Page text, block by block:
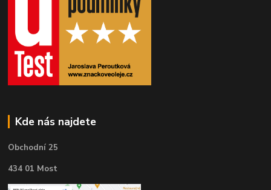
Kde nás najdete
Obchodní 25
434 01 Most